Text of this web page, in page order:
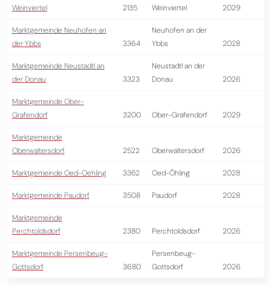
Weinviertel
2135
Weinviertel
2029
Marktgemeinde Neuhofen an
der Ybbs
3364
Neuhofen an der
Ybbs
2028
Marktgemeinde Neustadtl an
der Donau
3323
Neustadtl an der
Donau
2026
Marktgemeinde Ober-
Grafendorf
3200 Ober-Grafendorf 2029
Marktgemeinde
Oberwaltersdorf
2522 Oberwaltersdorf 2026
Marktgemeinde Oed-Oehling 3362 Oed-Öhling 2028
Marktgemeinde Paudorf 3508 Paudorf 2028
Marktgemeinde
Perchtoldsdorf
2380 Perchtoldsdorf 2026
Marktgemeinde Persenbeug-
Gottsdorf
3680
Persenbeug-
Gottsdorf
2026